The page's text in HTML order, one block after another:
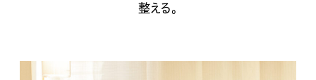
整える。